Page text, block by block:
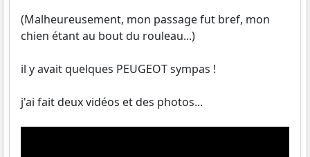
(Malheureusement, mon passage fut bref, mon
chien étant au bout du rouleau...)
il y avait quelques PEUGEOT sympas !
j'ai fait deux vidéos et des photos...